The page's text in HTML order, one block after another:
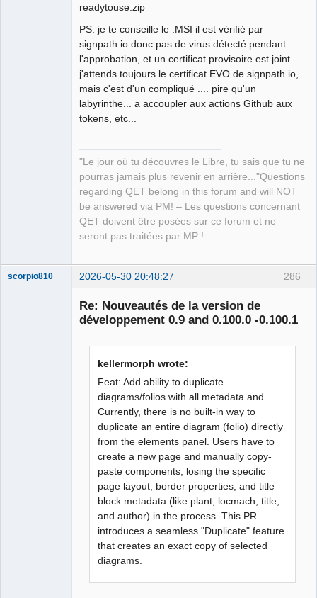
readytouse.zip
PS: je te conseille le .MSI il est vérifié par
signpath.io donc pas de virus détecté pendant
l'approbation, et un certificat provisoire est joint.
j'attends toujours le certificat EVO de signpath.io,
mais c'est d'un compliqué .... pire qu'un
labyrinthe... a accoupler aux actions Github aux
tokens, etc...
"Le jour où tu découvres le Libre, tu sais que tu ne
pourras jamais plus revenir en arrière..."Questions
regarding QET belong in this forum and will NOT
be answered via PM! – Les questions concernant
QET doivent être posées sur ce forum et ne
seront pas traitées par MP !
286
scorpio810 2026-05-30 20:48:27
Re: Nouveautés de la version de
développement 0.9 and 0.100.0 -0.100.1
kellermorph wrote:
Feat: Add ability to duplicate
diagrams/folios with all metadata and …
Currently, there is no built-in way to
duplicate an entire diagram (folio) directly
from the elements panel. Users have to
create a new page and manually copy-
paste components, losing the specific
page layout, border properties, and title
block metadata (like plant, locmach, title,
and author) in the process. This PR
introduces a seamless "Duplicate" feature
that creates an exact copy of selected
diagrams.